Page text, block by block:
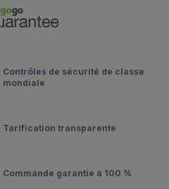
Contrôles de sécurité de classe
mondiale
Tarification transparente
Commande garantie à 100 %